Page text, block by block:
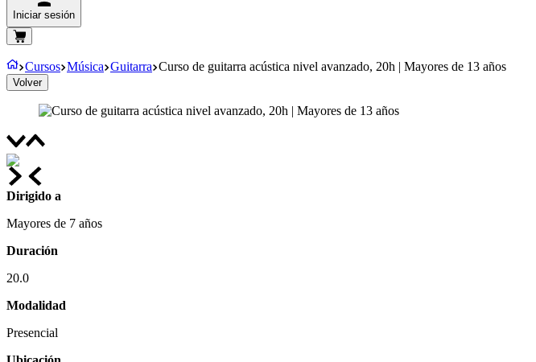
Iniciar sesión
Cursos Música Guitarra Curso de guitarra acústica nivel avanzado, 20h | Mayores de 13 años
Volver
Dirigido a
Mayores de 7 años
Duración
20.0
Modalidad
Presencial